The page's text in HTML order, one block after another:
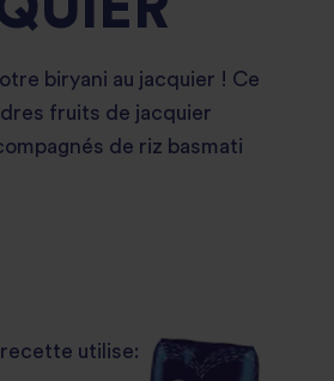
biryani au jacquier ! Ce
fruits de jacquier
de riz basmati
utilise: